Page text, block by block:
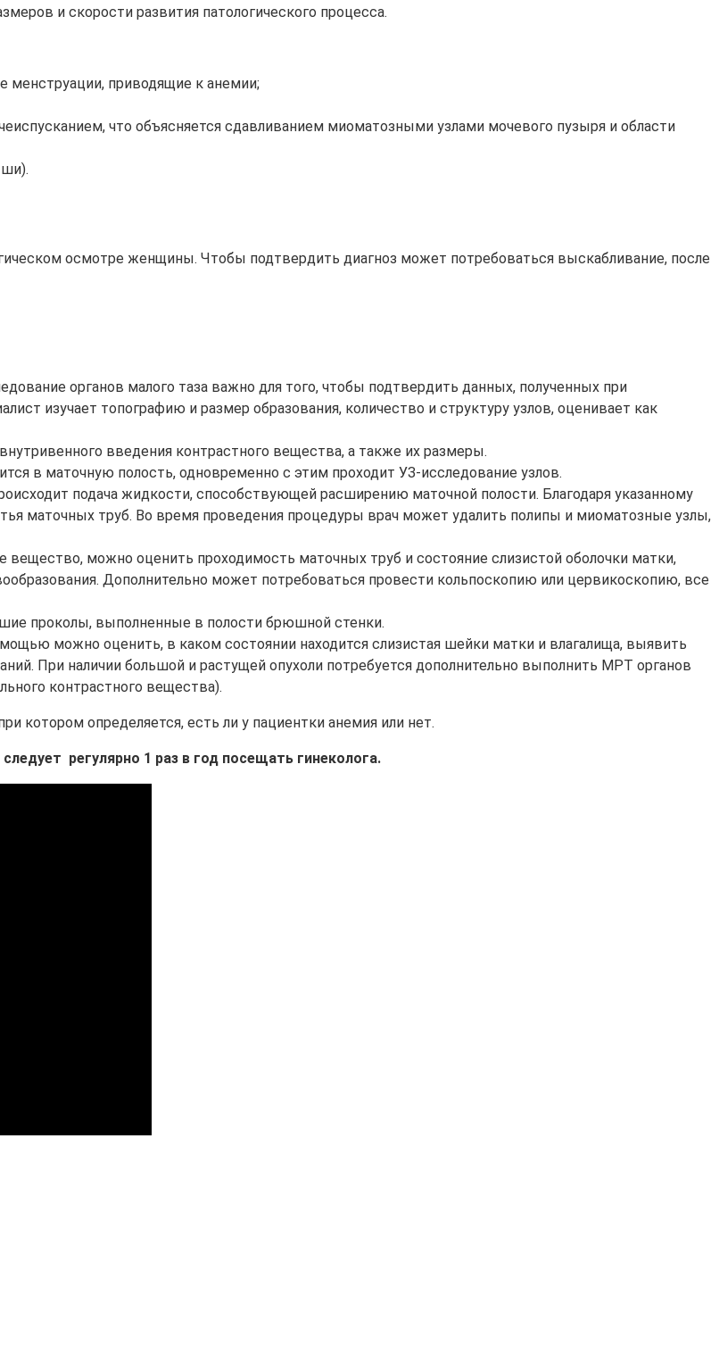
и скорости развития патологического процесса.
менструации, приводящие к анемии;
что объясняется сдавливанием миоматозными узлами мочевого пузыря и области
осмотре женщины. Чтобы подтвердить диагноз может потребоваться выскабливание, после
органов малого таза важно для того, чтобы подтвердить данных, полученных при
изучает топографию и размер образования, количество и структуру узлов, оценивает как
введения контрастного вещества, а также их размеры.
в маточную полость, одновременно с этим проходит УЗ-исследование узлов.
подача жидкости, способствующей расширению маточной полости. Благодаря указанному
маточных труб. Во время проведения процедуры врач может удалить полипы и миоматозные узлы,
вещество, можно оценить проходимость маточных труб и состояние слизистой оболочки матки,
Дополнительно может потребоваться провести кольпоскопию или цервикоскопию, все
проколы, выполненные в полости брюшной стенки.
можно оценить, в каком состоянии находится слизистая шейки матки и влагалища, выявить
При наличии большой и растущей опухоли потребуется дополнительно выполнить МРТ органов
контрастного вещества).
котором определяется, есть ли у пациентки анемия или нет.
регулярно 1 раз в год посещать гинеколога.